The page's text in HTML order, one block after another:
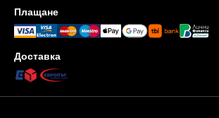
Плащане
Доставка